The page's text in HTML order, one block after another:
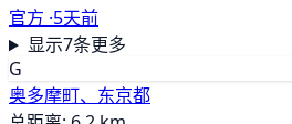
官方 ·5天前
显示7条更多
G
奥多摩町、东京都